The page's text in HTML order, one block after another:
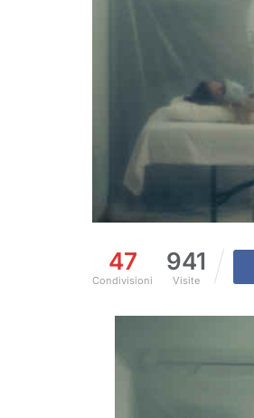
47
Condivisioni
941
Visite